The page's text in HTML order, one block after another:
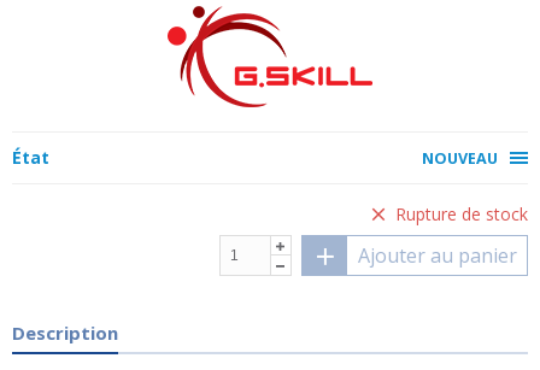
État NOUVEAU
Rupture de stock
Ajouter au panier
Description